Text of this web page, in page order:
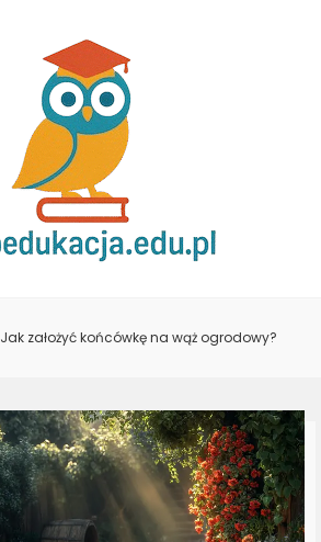
Jak założyć końcówkę na wąż ogrodowy?